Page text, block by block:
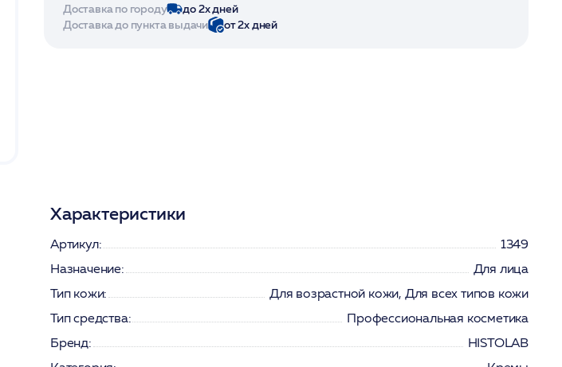
Доставка по городу
до 2х дней
Доставка до пункта выдачи
от 2х дней
Характеристики
Артикул:
1349
Назначение:
Для лица
Тип кожи:
Для возрастной кожи, Для всех типов кожи
Тип средства:
Профессиональная косметика
Бренд:
HISTOLAB